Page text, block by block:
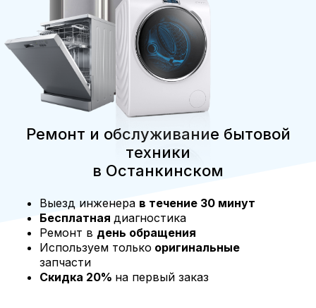
Ремонт и обслуживание бытовой
техники
в Останкинском
Выезд инженера в течение 30 минут
Бесплатная диагностика
Ремонт в день обращения
Используем только оригинальные
запчасти
Скидка 20% на первый заказ